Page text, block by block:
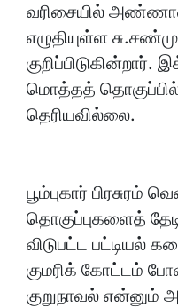
வரிசையில்
எழுதியுள்ள
மொத்தத்
தெரியவில்லை.
பூம்புகார் பிரசுரம்
தொகுப்புகளைத்
விடுபட்ட பட்டியல்
குமரிக் கோட்டம்
குறுநாவல் என்னும்